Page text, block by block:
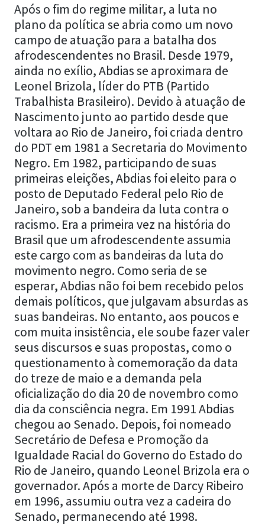
Após o fim do regime militar, a luta no
plano da política se abria como um novo
campo de atuação para a batalha dos
afrodescendentes no Brasil. Desde 1979,
ainda no exílio, Abdias se aproximara de
Leonel Brizola, líder do PTB (Partido
Trabalhista Brasileiro). Devido à atuação de
Nascimento junto ao partido desde que
voltara ao Rio de Janeiro, foi criada dentro
do PDT em 1981 a Secretaria do Movimento
Negro. Em 1982, participando de suas
primeiras eleições, Abdias foi eleito para o
posto de Deputado Federal pelo Rio de
Janeiro, sob a bandeira da luta contra o
racismo. Era a primeira vez na história do
Brasil que um afrodescendente assumia
este cargo com as bandeiras da luta do
movimento negro. Como seria de se
esperar, Abdias não foi bem recebido pelos
demais políticos, que julgavam absurdas as
suas bandeiras. No entanto, aos poucos e
com muita insistência, ele soube fazer valer
seus discursos e suas propostas, como o
questionamento à comemoração da data
do treze de maio e a demanda pela
oficialização do dia 20 de novembro como
dia da consciência negra. Em 1991 Abdias
chegou ao Senado. Depois, foi nomeado
Secretário de Defesa e Promoção da
Igualdade Racial do Governo do Estado do
Rio de Janeiro, quando Leonel Brizola era o
governador. Após a morte de Darcy Ribeiro
em 1996, assumiu outra vez a cadeira do
Senado, permanecendo até 1998.